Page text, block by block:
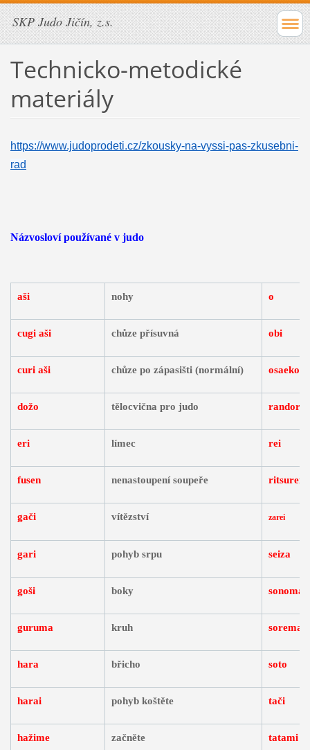
SKP Judo Jičín, z.s.
Technicko-metodické
materiály
https://www.judoprodeti.cz/zkousky-na-vyssi-pas-zkusebni-
rad
Názvosloví používané v judo
aši nohy o
cugi aši chůze přísuvná obi
curi aši chůze po zápasišti (normální)
dožo tělocvična pro judo randori
eri límec rei
fusen nenastoupení soupeře ritsurei
gači vítězství zarei
gari pohyb srpu seiza
goši boky
guruma kruh
hara břicho soto
harai pohyb koštěte tači
hažime začněte tatami